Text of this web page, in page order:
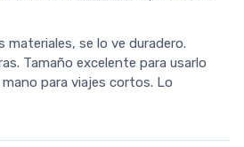
materiales, se lo ve duradero.
Tamaño excelente para usarlo
para viajes cortos. Lo